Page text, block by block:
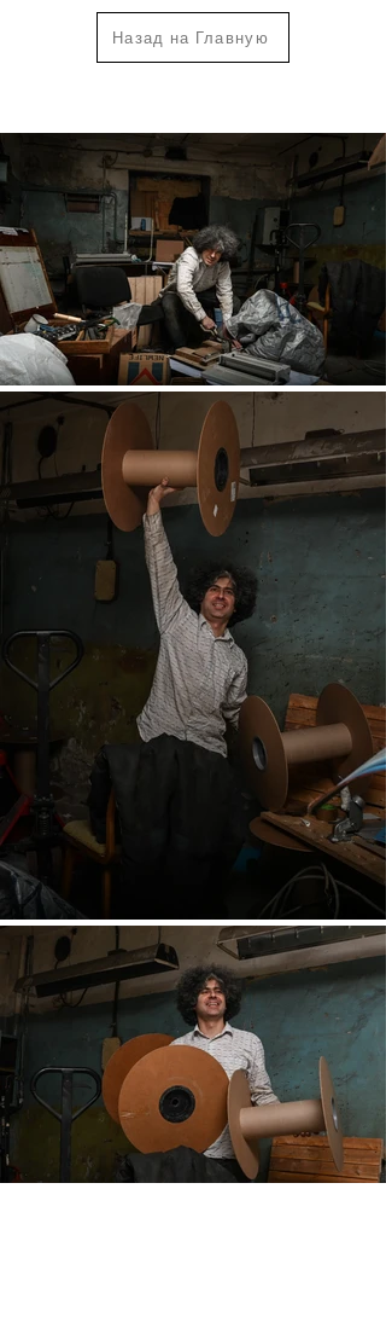
Назад на Главную